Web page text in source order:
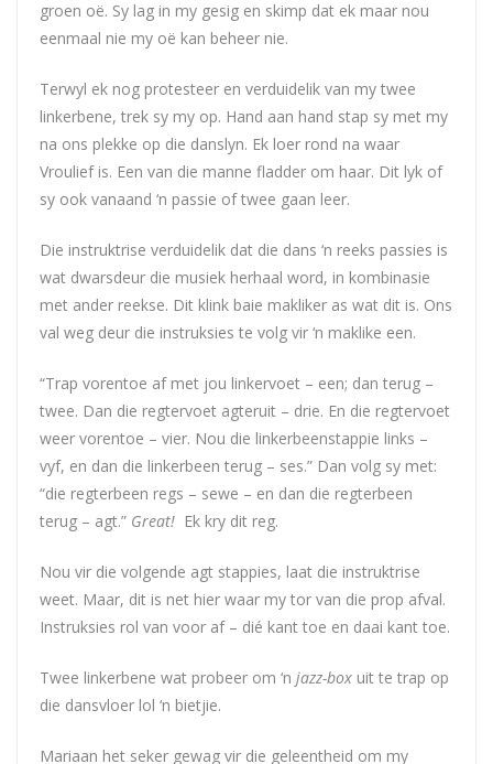
groen oë. Sy lag in my gesig en skimp dat ek maar nou
eenmaal nie my oë kan beheer nie.
Terwyl ek nog protesteer en verduidelik van my twee
linkerbene, trek sy my op. Hand aan hand stap sy met my
na ons plekke op die danslyn. Ek loer rond na waar
Vroulief is. Een van die manne fladder om haar. Dit lyk of
sy ook vanaand ‘n passie of twee gaan leer.
Die instruktrise verduidelik dat die dans ‘n reeks passies is
wat dwarsdeur die musiek herhaal word, in kombinasie
met ander reekse. Dit klink baie makliker as wat dit is. Ons
val weg deur die instruksies te volg vir ‘n maklike een.
“Trap vorentoe af met jou linkervoet – een; dan terug –
twee. Dan die regtervoet agteruit – drie. En die regtervoet
weer vorentoe – vier. Nou die linkerbeenstappie links –
vyf, en dan die linkerbeen terug – ses.” Dan volg sy met:
“die regterbeen regs – sewe – en dan die regterbeen
terug – agt.” Great! Ek kry dit reg.
Nou vir die volgende agt stappies, laat die instruktrise
weet. Maar, dit is net hier waar my tor van die prop afval.
Instruksies rol van voor af – dié kant toe en daai kant toe.
Twee linkerbene wat probeer om ‘n jazz-box uit te trap op
die dansvloer lol ‘n bietjie.
Mariaan het seker gewag vir die geleentheid om my